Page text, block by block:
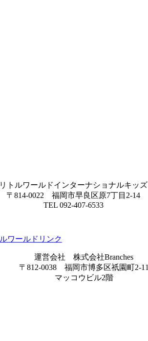
リトルワールドインターナショナルキッズ
〒814-0022 福岡市早良区原7丁目2-14
TEL 092-407-6533
運営会社 株式会社Branches
〒812-0038 福岡市博多区祇園町2-11
マッコウビル2階